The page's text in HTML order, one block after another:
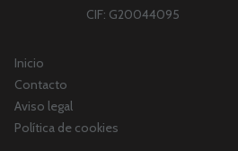
CIF: G20044095
Inicio
Contacto
Aviso legal
Política de cookies